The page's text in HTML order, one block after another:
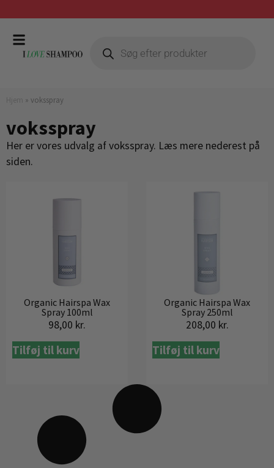
» voksspray
voksspray
Her er vores udvalg af voksspray. Læs mere nederest på
siden.
Organic Hairspa Wax
Spray 100ml
98,00 kr.
Tilføj til kurv
Organic Hairspa Wax
Spray 250ml
208,00 kr.
Tilføj til kurv